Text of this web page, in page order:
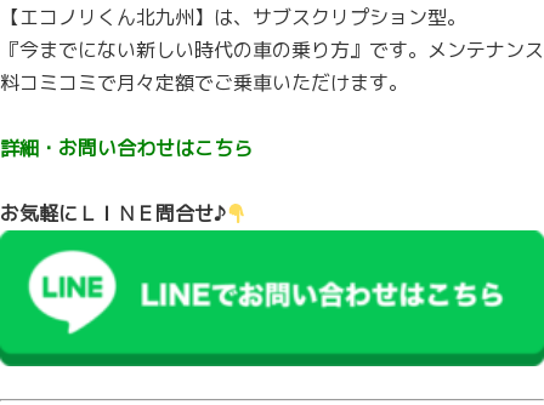
【エコノリくん北九州】は、サブスクリプション型。
『今までにない新しい時代の車の乗り方』です。メンテナンス
料コミコミで月々定額でご乗車いただけます。
詳細・お問い合わせはこちら
お気軽にＬＩＮＥ問合せ♪